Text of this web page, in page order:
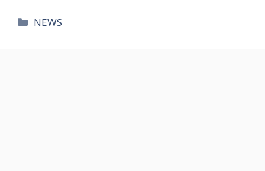
카
NEWS